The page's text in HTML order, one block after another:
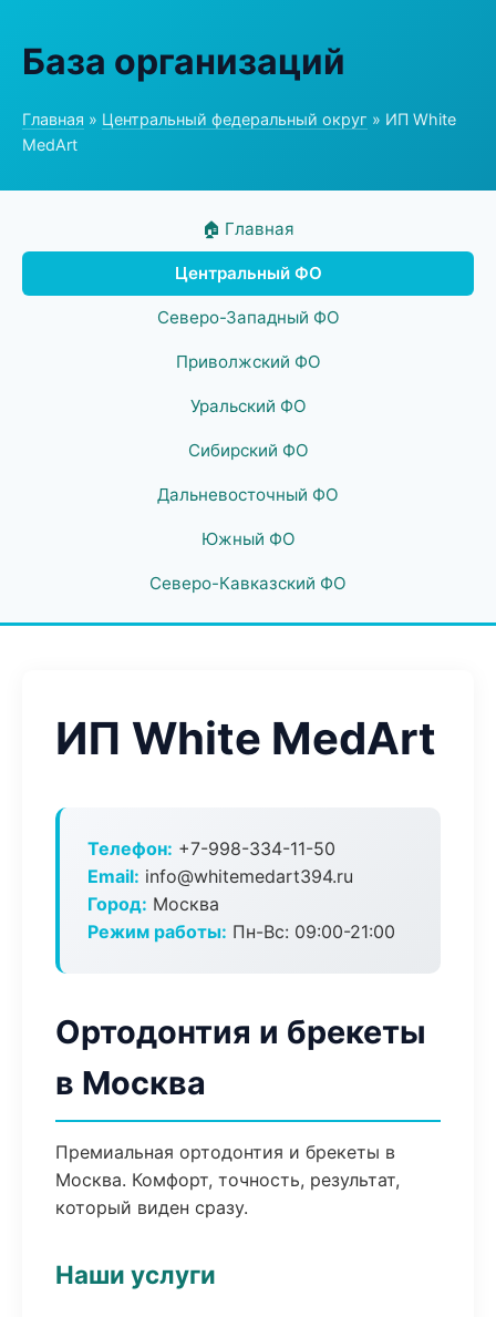
База организаций
Главная » Центральный федеральный округ » ИП White
MedArt
🏠 Главная
Центральный ФО
Северо-Западный ФО
Приволжский ФО
Уральский ФО
Сибирский ФО
Дальневосточный ФО
Южный ФО
Северо-Кавказский ФО
ИП White MedArt
Телефон: +7-998-334-11-50
Email: info@whitemedart394.ru
Город: Москва
Режим работы: Пн-Вс: 09:00-21:00
Ортодонтия и брекеты
в Москва
Премиальная ортодонтия и брекеты в
Москва. Комфорт, точность, результат,
который виден сразу.
Наши услуги